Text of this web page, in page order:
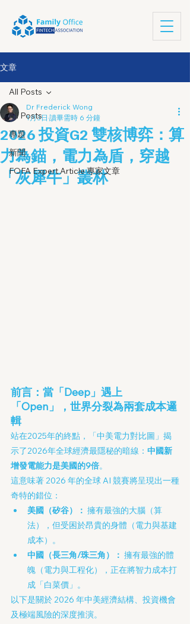
文章
All Posts
專題
新聞
FOFA Expert Article 專家文章
All Posts
2026 投資G2 雙核博弈：算
力為錨，電力為盾，穿越
「灰犀牛」叢林
Dr Frederick Wong
1月3日 讀畢需時 6 分鐘
前言：當「Deep」遇上
「Open」，世界分裂為兩套成本邏
輯
站在2025年的終點，「中美電力對比圖」揭
示了2026年全球經濟最隱秘的暗線： 中國新
增發電能力是美國的9倍。
這意味著 2026 年的全球 AI 競賽將呈現出一種
奇特的錯位：
美國（矽谷）： 擁有最強的大腦（算
法），但受困於昂貴的身體（電力與基建
成本）。
中國（長三角/珠三角）： 擁有最強的體
魄（電力與工程化），正在將智力成本打
成「白菜價」。
以下是關於 2026 年中美經濟結構、投資機會
及極端風險的深度推演。